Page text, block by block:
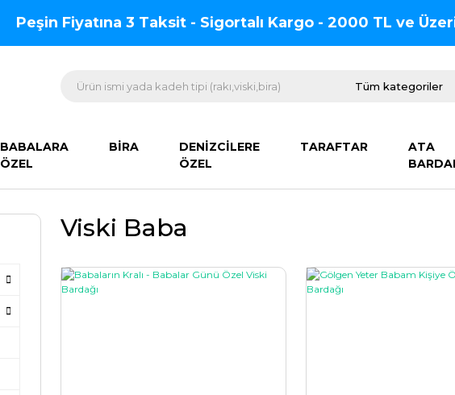
Peşin Fiyatına 3 Taksit - Sigortalı Kargo - 2000 TL ve
BABALARA
ÖZEL
BİRA
DENİZCİLERE
ÖZEL
TARAFTAR
ATA
Viski Baba